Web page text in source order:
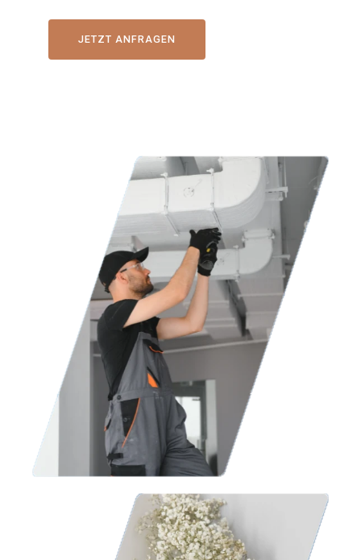
JETZT ANFRAGEN